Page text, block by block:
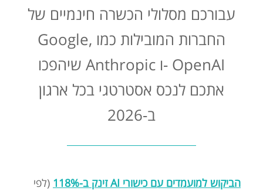
עבורכם מסלולי הכשרה חינמיים של
החברות המובילות כמו Google,
OpenAI -ו Anthropic שיהפכו
אתכם לנכס אסטרטגי בכל ארגון
ב-2026
הביקוש למועמדים עם כישורי AI זינק ב-118%
(לפי